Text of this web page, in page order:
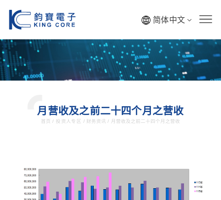
简体中文
月营收及之前二十四个月之营收
首页/ 投资人专区 / 财务资讯/ 月营收及之前二十四个月之营收